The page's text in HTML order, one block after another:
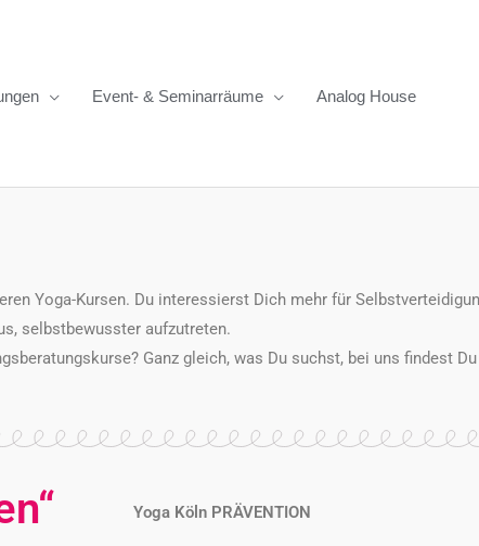
Event- & Seminarräume Analog House
Yoga-Kursen. Du interessierst Dich mehr für
selbstbewusster aufzutreten.
Ganz gleich, was Du suchst, bei uns findest
Yoga Köln PRÄVENTION